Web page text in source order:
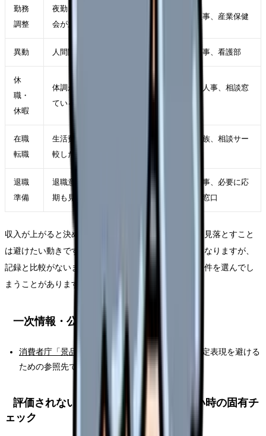
勤務
調整
夜勤、残業、受け持ち、委員
会が主因
師長、人事、産業保健
異動 人間関係や診療科相性が主因 師長、人事、看護部
休
職・
休暇
体調が落ち、判断力も下がっ
ている
主治医、人事、相談窓
在職
転職
生活費を守りながら条件を比
較したい
自分、家族、相談サー
退職
準備
退職意思が固く、引き継ぎ時
期も見えている
職場、人事、必要に応
じて外部窓口
収入が上がると決めつけて、労働時間や負担の増加を見落とすこと
は避けたい動きです。限界の時ほど早く終わらせたくなりますが、
記録と比較がないまま動くと、次の職場選びで同じ条件を選んでし
まうことがあります。
一次情報・公的情報
消費者庁「景品表示法」
：優良・有利に見せる断定表現を避ける
ための参照先です。
評価されない・昇給しないから辞めたい時の固有チ
ェック